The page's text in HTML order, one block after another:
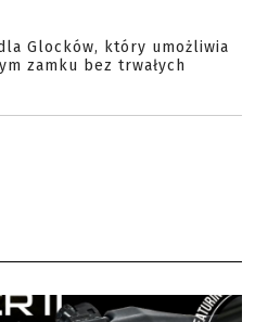
Glocków, który umożliwia
zamku bez trwałych